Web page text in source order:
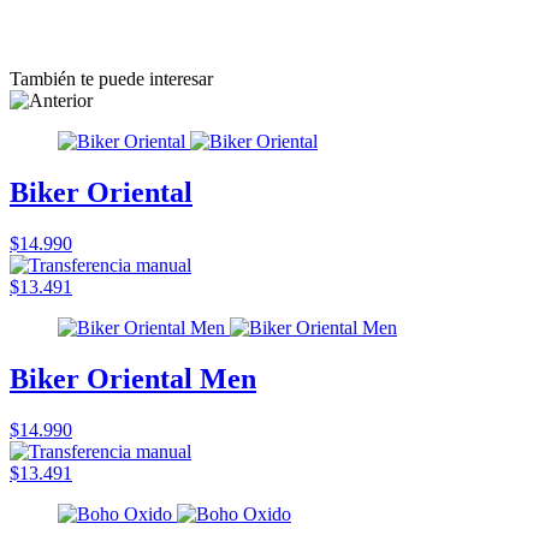
También te puede interesar
Biker Oriental
$14.990
$13.491
Biker Oriental Men
$14.990
$13.491